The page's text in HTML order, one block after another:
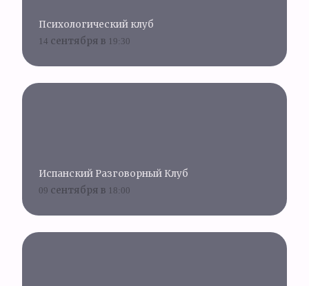
Психологический клуб
14 сентября в 19:30
Испанский Разговорный Клуб
09 сентября в 18:00